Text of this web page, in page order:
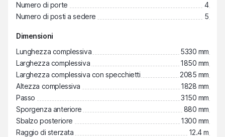
Numero di porte
4
Numero di posti a sedere
5
Dimensioni
Lunghezza complessiva
5330 mm
Larghezza complessiva
1850 mm
Larghezza complessiva con specchietti
2085 mm
Altezza complessiva
1828 mm
Passo
3150 mm
Sporgenza anteriore
880 mm
Sbalzo posteriore
1300 mm
Raggio di sterzata
12.4 m